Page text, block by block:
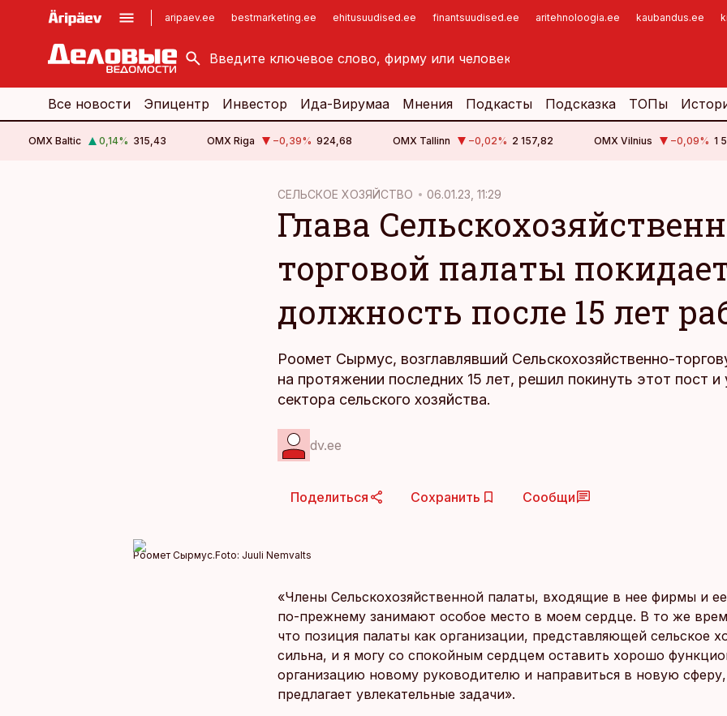
aripaev.ee bestmarketing.ee ehitusuudised.ee finantsuudised.ee aritehnoloogia.ee kaubandus.ee
kinnisvarauudised.ee
logistikauudised.ee
imelineajalugu.ee
Все новости Эпицентр Инвестор Ида-Вирумаа Мнения Подкасты Подсказка ТОПы
OMX Baltic 0,14% 315,43 OMX Riga −0,39% 924,68 OMX Tallinn −0,02% 2 157,82 OMX Vilnius −0,09% 1
СЕЛЬСКОЕ ХОЗЯЙСТВО 06.01.23, 11:29
Глава
торговой палаты
должность после 15 лет
Роомет Сырмус, возглавлявший Сельскохозяйственно-
на протяжении последних 15 лет, решил покинуть этот пост и
сектора сельского хозяйства.
dv.ee
Поделиться Сохранить Сообщи
Роомет Сырмус.Foto: Juuli Nemvalts
«Члены Сельскохозяйственной палаты, входящие в нее фирмы и
по-прежнему занимают особое место в моем сердце. В то же
что позиция палаты как организации, представляющей сельское
сильна, и я могу со спокойным сердцем оставить хорошо
организацию новому руководителю и направиться в новую
предлагает увлекательные задачи».